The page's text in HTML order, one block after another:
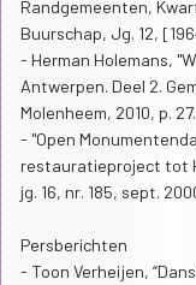
Randgemeenten,
Buurschap, Jg. 12,
- Herman Holemans,
Antwerpen. Deel 2.
Molenheem, 2010, p. 27.
- "Open
restauratieproject tot
jg. 16, nr. 185, sept.
Persberichten
- Toon Verheijen,